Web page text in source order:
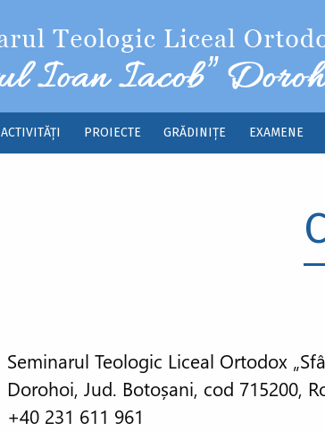
ACTIVITĂȚI PROIECTE GRĂDINIȚE EXAMENE
Seminarul Teologic Liceal Ortodox
Dorohoi, Jud. Botoșani, cod 715200,
+40 231 611 961